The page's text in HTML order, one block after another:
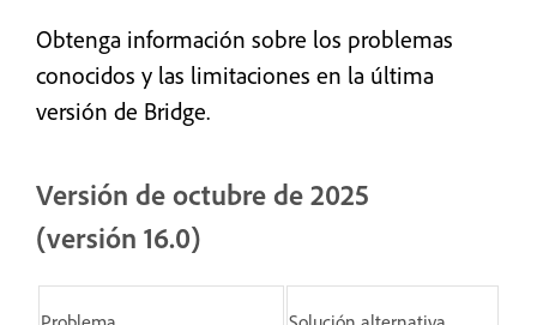
Obtenga información sobre los problemas
conocidos y las limitaciones en la última
versión de Bridge.
Versión de octubre de 2025
(versión 16.0)